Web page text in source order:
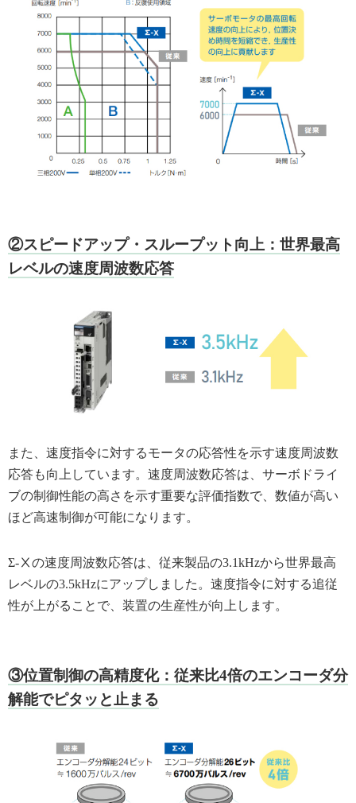
②スピードアップ・スループット向上：世界最高
レベルの速度周波数応答
また、速度指令に対するモータの応答性を示す速度周波数
応答も向上しています。速度周波数応答は、サーボドライ
ブの制御性能の高さを示す重要な評価指数で、数値が高い
ほど高速制御が可能になります。
Σ-Ⅹの速度周波数応答は、従来製品の3.1kHzから世界最高
レベルの3.5kHzにアップしました。速度指令に対する追従
性が上がることで、装置の生産性が向上します。
③位置制御の高精度化：従来比4倍のエンコーダ分
解能でピタッと止まる